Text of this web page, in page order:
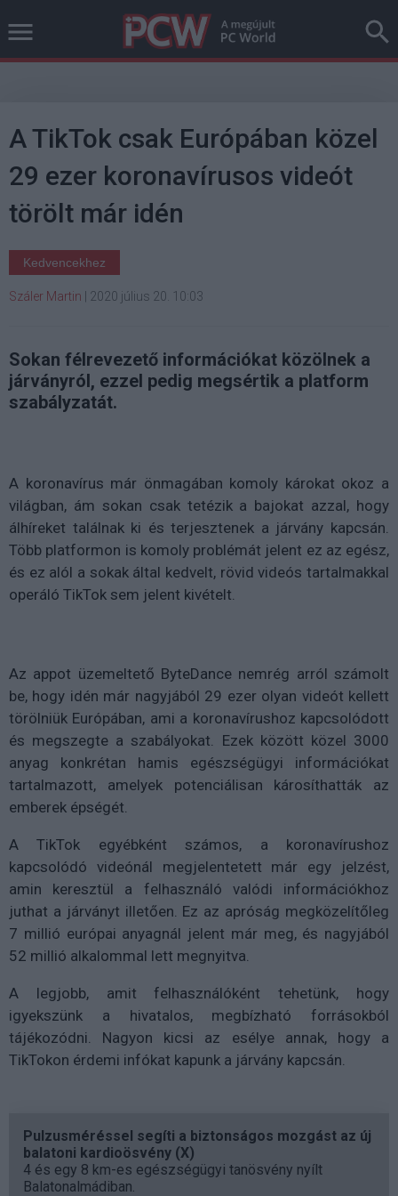
A TikTok csak Európában közel
29 ezer koronavírusos videót
törölt már idén
Kedvencekhez
Száler Martin 2020 július 20. 10:03
Sokan félrevezető információkat közölnek a
járványról, ezzel pedig megsértik a platform
szabályzatát.
A koronavírus már önmagában komoly károkat okoz a
világban, ám sokan csak tetézik a bajokat azzal, hogy
álhíreket találnak ki és terjesztenek a járvány kapcsán.
Több platformon is komoly problémát jelent ez az egész,
és ez alól a sokak által kedvelt, rövid videós tartalmakkal
operáló TikTok sem jelent kivételt.
Az appot üzemeltető ByteDance nemrég arról számolt
be, hogy idén már nagyjából 29 ezer olyan videót kellett
törölniük Európában, ami a koronavírushoz kapcsolódott
és megszegte a szabályokat. Ezek között közel 3000
anyag konkrétan hamis egészségügyi információkat
tartalmazott, amelyek potenciálisan károsíthatták az
emberek épségét.
A TikTok egyébként számos, a koronavírushoz
kapcsolódó videónál megjelentetett már egy jelzést,
amin keresztül a felhasználó valódi információkhoz
juthat a járványt illetően. Ez az apróság megközelítőleg
7 millió európai anyagnál jelent már meg, és nagyjából
52 millió alkalommal lett megnyitva.
A legjobb, amit felhasználóként tehetünk, hogy
igyekszünk a hivatalos, megbízható forrásokból
tájékozódni. Nagyon kicsi az esélye annak, hogy a
TikTokon érdemi infókat kapunk a járvány kapcsán.
Pulzusméréssel segíti a biztonságos mozgást az új
balatoni kardioösvény (X)
4 és egy 8 km-es egészségügyi tanösvény nyílt
Balatonalmádiban.